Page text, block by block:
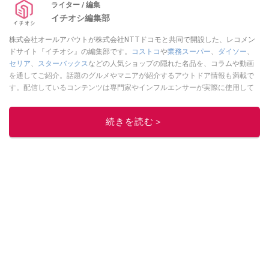
ライター / 編集
イチオシ編集部
株式会社オールアバウトが株式会社NTTドコモと共同で開設した、レコメン
ドサイト『イチオシ』の編集部です。
コストコや業務スーパー ダイソー
セリア
スターバックス などの人気ショップの隠れた名品を、コラムや動画
を通してご紹介。話題のグルメやマニアが紹介するアウトドア情報も満載で
す。配信しているコンテンツは専門家やインフルエンサーが実際に使用して
ニュースでフォロー
続きを読む＞